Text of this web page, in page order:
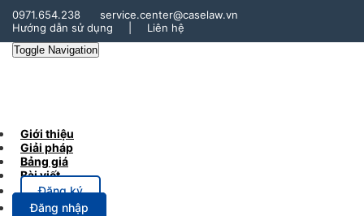
0971.654.238
service.center@caselaw.vn
Hướng dẫn sử dụng
Liên hệ
Toggle Navigation
Giới thiệu
Giải pháp
Bảng giá
Bài viết
Đăng ký
Đăng nhập